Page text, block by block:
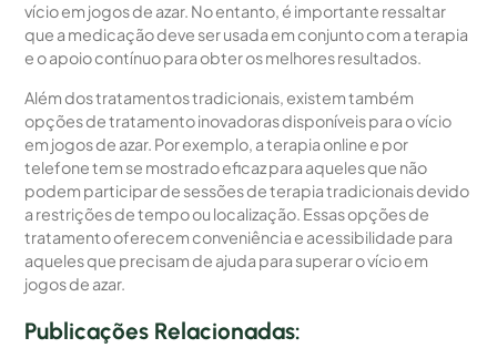
vício em jogos de azar. No entanto, é importante ressaltar
que a medicação deve ser usada em conjunto com a terapia
e o apoio contínuo para obter os melhores resultados.
Além dos tratamentos tradicionais, existem também
opções de tratamento inovadoras disponíveis para o vício
em jogos de azar. Por exemplo, a terapia online e por
telefone tem se mostrado eficaz para aqueles que não
podem participar de sessões de terapia tradicionais devido
a restrições de tempo ou localização. Essas opções de
tratamento oferecem conveniência e acessibilidade para
aqueles que precisam de ajuda para superar o vício em
jogos de azar.
Publicações Relacionadas: